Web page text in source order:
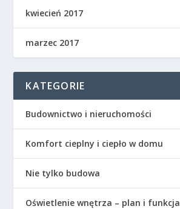
kwiecień 2017
marzec 2017
KATEGORIE
Budownictwo i nieruchomości
Komfort cieplny i ciepło w domu
Nie tylko budowa
Oświetlenie wnętrza – plan i funkcja